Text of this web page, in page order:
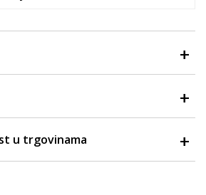
u trgovinama